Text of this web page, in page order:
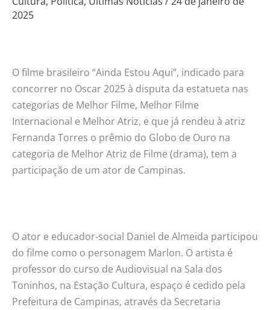
2025
O filme brasileiro “Ainda Estou Aqui”, indicado para
concorrer no Oscar 2025 à disputa da estatueta nas
categorias de Melhor Filme, Melhor Filme
Internacional e Melhor Atriz, e que já rendeu à atriz
Fernanda Torres o prêmio do Globo de Ouro na
categoria de Melhor Atriz de Filme (drama), tem a
participação de um ator de Campinas.
O ator e educador-social Daniel de Almeida participou
do filme como o personagem Marlon. O artista é
professor do curso de Audiovisual na Sala dos
Toninhos, na Estação Cultura, espaço é cedido pela
Prefeitura de Campinas, através da Secretaria
filme